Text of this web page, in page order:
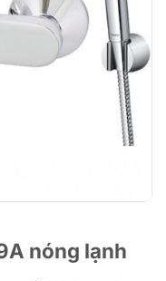
nóng lạnh